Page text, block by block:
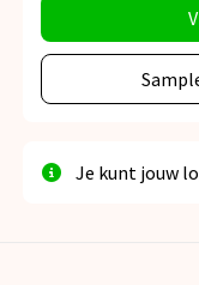
Je kunt jouw